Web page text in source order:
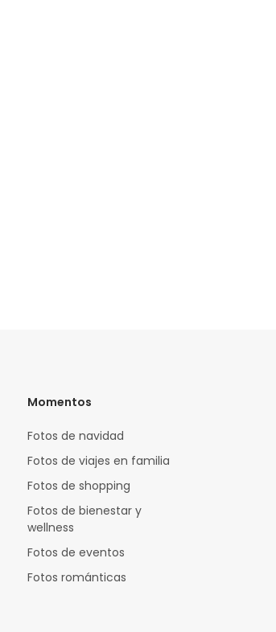
Momentos
Fotos de navidad
Fotos de viajes en familia
Fotos de shopping
Fotos de bienestar y
wellness
Fotos de eventos
Fotos románticas